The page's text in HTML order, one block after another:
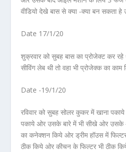
वीडियो देखे बास से क्या -क्या बन सकता हे
Date 17/1/20
शुक्रवार को सुबह बास का प्रोजेक्ट कर
सीविंग लेब थी तो वहा भी प्रोजेक्क का काम
Date -19/1/20
रविवार को सुबह सोलर कुकर में खाना
पकाये ओर उसके बारे में भी सीखे ओर
का कनेक्शन किये ओर ड्रीम हॉउस में फिल्टर
ठीक किये ओर कीचन के फिल्टर भी ठीक